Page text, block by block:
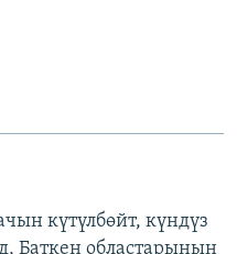
күтүлбөйт, күндүз
Баткен областарынын